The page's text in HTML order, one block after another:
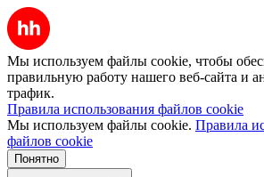
Мы используем файлы cookie, чтобы
правильную работу нашего веб-сайта и
трафик.
Правила использования файлов cookie
Мы используем файлы cookie. Правила
файлов cookie
Понятно